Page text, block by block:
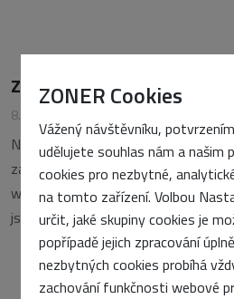
ZONER Cookies
Vážený návštěvníku,
udělujete souhlas nám a našim
cookies pro nezbytné,
na tomto zařízení. Volbou
určit, jaké skupiny cookies je
popřípadě jejich zpracování
nezbytných cookies probíhá
zachování funkčnosti webové
Zrychlujeme web: gzip, brotli
8. dubna 2021
Narazil jsem na to, že i
za to, že vytváří weby, naprosto
webů. Takže jsem napsal krátký
jsou tu s námi už pár let, ale